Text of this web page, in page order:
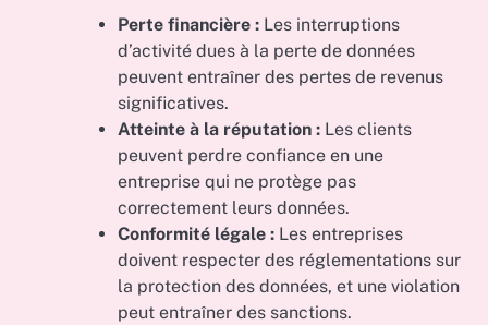
Perte financière : Les interruptions
d’activité dues à la perte de données
peuvent entraîner des pertes de revenus
significatives.
Atteinte à la réputation : Les clients
peuvent perdre confiance en une
entreprise qui ne protège pas
correctement leurs données.
Conformité légale : Les entreprises
doivent respecter des réglementations sur
la protection des données, et une violation
peut entraîner des sanctions.